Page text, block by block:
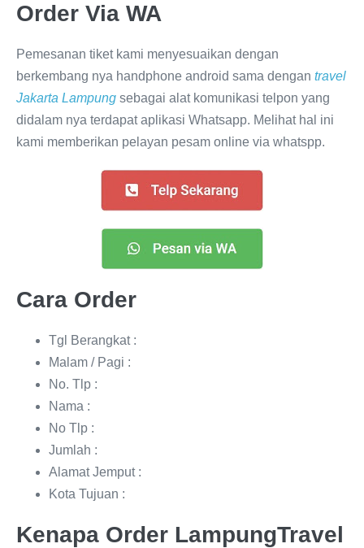
Order Via WA
Pemesanan tiket kami menyesuaikan dengan
berkembang nya handphone android sama dengan travel
Jakarta Lampung sebagai alat komunikasi telpon yang
didalam nya terdapat aplikasi Whatsapp. Melihat hal ini
kami memberikan pelayan pesam online via whatspp.
Cara Order
Tgl Berangkat :
Malam / Pagi :
No. Tlp :
Nama :
No Tlp :
Jumlah :
Alamat Jemput :
Kota Tujuan :
Kenapa Order LampungTravel